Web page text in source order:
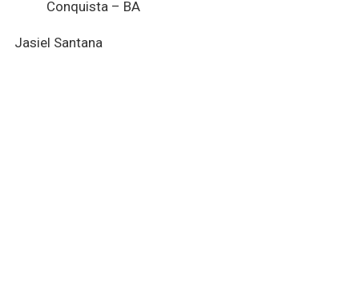
Conquista – BA
Jasiel Santana